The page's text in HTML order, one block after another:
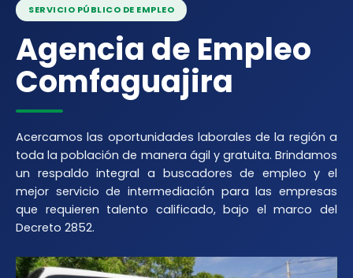
SERVICIO PÚBLICO DE EMPLEO
Agencia de Empleo
Comfaguajira
Acercamos las oportunidades laborales de la región a
toda la población de manera ágil y gratuita. Brindamos
un respaldo integral a buscadores de empleo y el
mejor servicio de intermediación para las empresas
que requieren talento calificado, bajo el marco del
Decreto 2852.